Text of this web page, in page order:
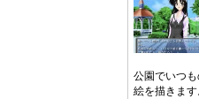
公園でいつ
絵を描きま